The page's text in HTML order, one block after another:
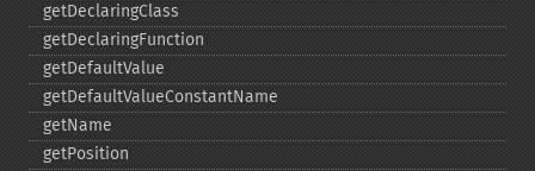
getDeclaringClass
getDeclaringFunction
getDefaultValue
getDefaultValueConstantName
getName
getPosition